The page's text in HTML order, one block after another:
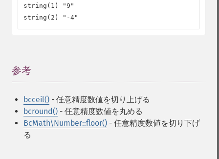
string(1) "9"
string(2) "-4"
参考
bcceil() - 任意精度数値を切り上げる
bcround() - 任意精度数値を丸める
BcMath\Number::floor() - 任意精度数値を切り下げ
る